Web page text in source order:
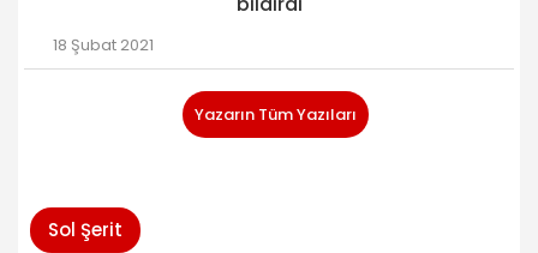
18 Şubat 2021
Yazarın Tüm Yazıları
Sol Şerit